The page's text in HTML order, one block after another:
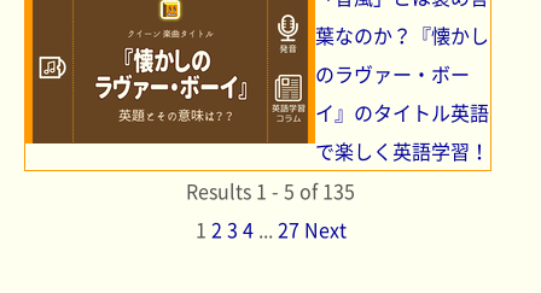
葉なのか？『懐かし
のラヴァー・ボー
イ』のタイトル英語
で楽しく英語学習！
Results 1 - 5 of 135
1 2 3 4...27 Next